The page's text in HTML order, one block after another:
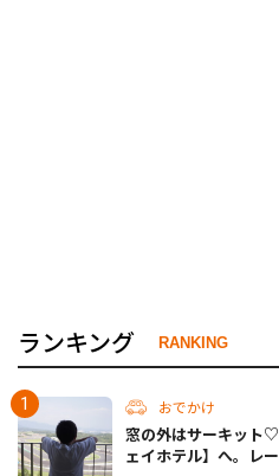
ランキング RANKING
おでかけ
窓の外はサーキット
ェイホテル】へ。レ